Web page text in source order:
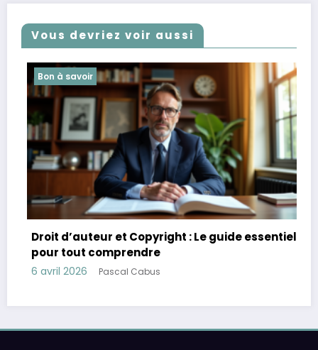
Vous devriez voir aussi
à savoir
d’auteur et Copyright : Le guide essentiel
tout comprendre
2026 Pascal Cabus